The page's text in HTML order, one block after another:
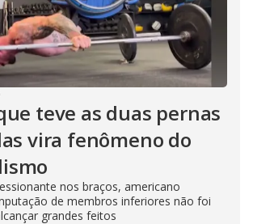
teve as duas pernas
vira fenômeno do
nos braços, americano
de membros inferiores não foi
grandes feitos